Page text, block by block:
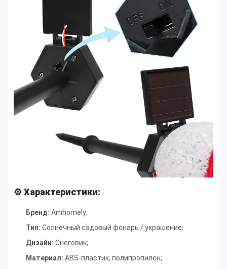
⚙️ Характеристики:
Бренд: Amhomely;
Тип: Солнечный садовый фонарь / украшение;
Дизайн: Снеговик;
Материал: ABS-пластик, полипропилен;